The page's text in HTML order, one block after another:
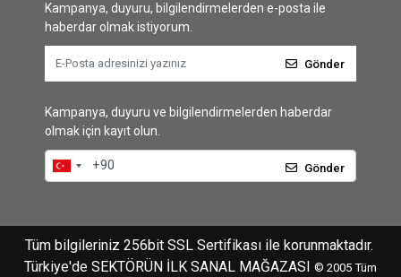
Kampanya, duyuru, bilgilendirmelerden e-posta ile
haberdar olmak istiyorum.
Gönder
Kampanya, duyuru ve bilgilendirmelerden haberdar
olmak için kayıt olun.
Gönder
Tüm bilgileriniz 256bit SSL Sertifikası ile korunmaktadır.
Türkiye'de SEKTÖRÜN İLK SANAL MAĞAZASI © 2005 Tüm